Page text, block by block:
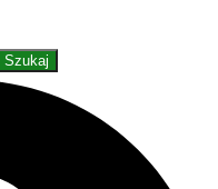
Szukaj